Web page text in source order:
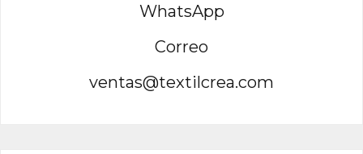
WhatsApp
Correo
ventas@textilcrea.com